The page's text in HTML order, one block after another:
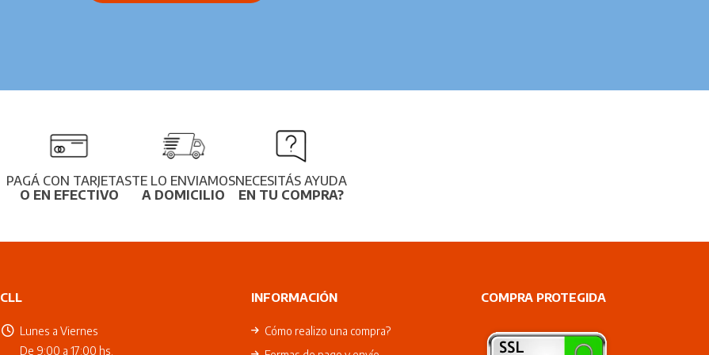
PAGÁ CON TARJETAS
O EN EFECTIVO
TE LO ENVIAMOS
A DOMICILIO
NECESITÁS AYUDA
EN TU COMPRA?
CLL
Lunes a Viernes
De 9:00 a 17:00 hs.
INFORMACIÓN
Cómo realizo una compra?
COMPRA PROTEGIDA